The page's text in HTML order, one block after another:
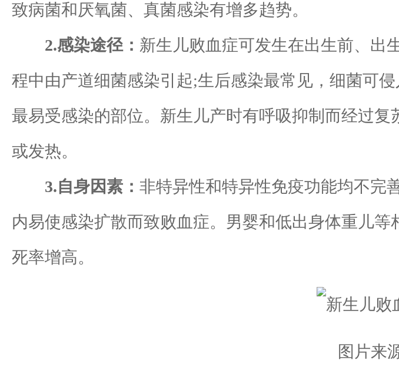
致病菌和厌氧菌、真菌感染有增多趋势。
2.感染途径： 新生儿败血症可发生在出生前、出
程中由产道细菌感染引起;生后感染最常见，细菌可
最易受感染的部位。新生儿产时有呼吸抑制而经过
或发热。
3.自身因素： 非特异性和特异性免疫功能均不完
内易使感染扩散而致败血症。男婴和低出身体重儿
死率增高。
图片来